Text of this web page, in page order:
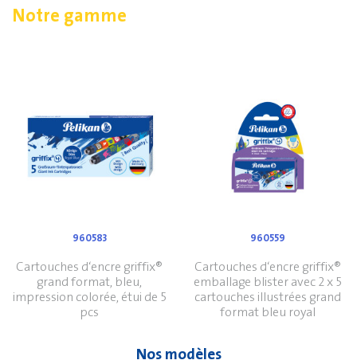
Notre gamme
960583
Cartouches d‘encre griffix®
grand format, bleu,
impression colorée, étui de 5
pcs
960559
Cartouches d‘encre griffix®
emballage blister avec 2 x 5
cartouches illustrées grand
format bleu royal
Nos modèles